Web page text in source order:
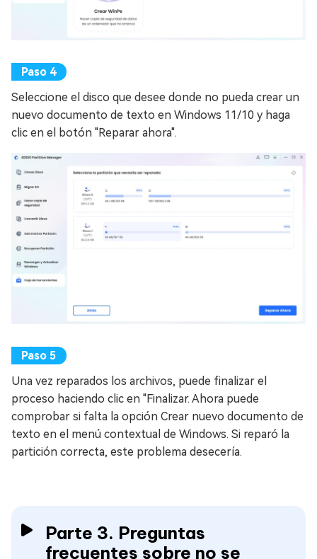
Seleccione el disco que desee donde no pueda crear un
nuevo documento de texto en Windows 11/10 y haga
clic en el botón "Reparar ahora".
Una vez reparados los archivos, puede finalizar el
proceso haciendo clic en "Finalizar. Ahora puede
comprobar si falta la opción Crear nuevo documento de
texto en el menú contextual de Windows. Si reparó la
partición correcta, este problema desecería.
Parte 3. Preguntas
frecuentes sobre no se